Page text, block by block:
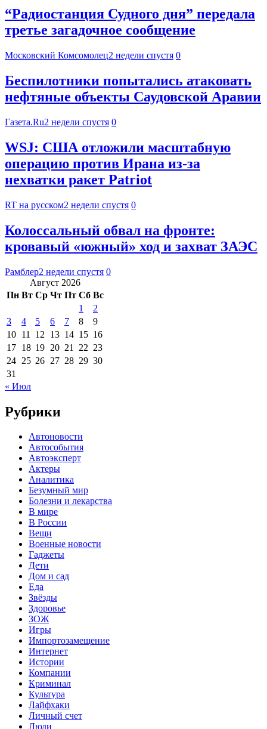
“Радиостанция Судного дня” передала
третье загадочное сообщение
Московский Комсомолец2 недели спустя 0
Беспилотники попытались атаковать
нефтяные объекты Саудовской Аравии
Газета.Ru2 недели спустя 0
WSJ: США отложили масштабную
операцию против Ирана из-за
нехватки ракет Patriot
RT на русском2 недели спустя 0
Колоссальный обвал на фронте:
кровавый «южный» ход и захват ЗАЭС
Рамблер2 недели спустя 0
Август 2026
Пн Вт Ср Чт Пт Сб Вс
1
2
3
4 5 6 7 8
9
10 11 12 13 14 15 16
17 18 19 20 21 22 23
24 25 26 27 28 29 30
31
« Июл
Рубрики
Автоновости
Автособытия
Автоэксперт
Актеры
Аналитика
Безумный мир
Болезни и лекарства
В мире
В России
Вещи
Военные новости
Гаджеты
Дети
Дом и сад
Еда
Звёзды
Здоровье
ЗОЖ
Игры
Импортозамещение
Интернет
Истории
Компании
Криминал
Культура
Лайфхаки
Личный счет
Люди